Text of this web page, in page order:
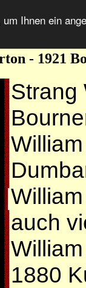
Ihnen ein
- 1921
Strang
auch
1880